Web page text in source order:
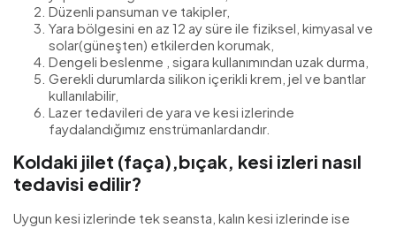
Düzenli pansuman ve takipler,
Yara bölgesini en az 12 ay süre ile fiziksel, kimyasal ve
solar(güneşten) etkilerden korumak,
Dengeli beslenme , sigara kullanımından uzak durma,
Gerekli durumlarda silikon içerikli krem, jel ve bantlar
kullanılabilir,
Lazer tedavileri de yara ve kesi izlerinde
faydalandığımız enstrümanlardandır.
Koldaki jilet (faça),bıçak, kesi izleri nasıl
tedavisi edilir?
Uygun kesi izlerinde tek seansta, kalın kesi izlerinde ise